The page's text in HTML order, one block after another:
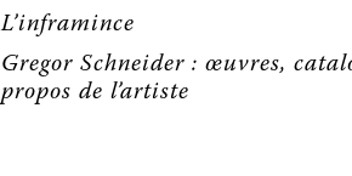
L’inframince
Gregor Schneider : œuvres,
propos de l’artiste